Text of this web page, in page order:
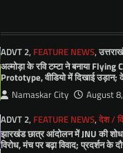
ADVT 2, FEATURE NEWS,
अल्मोड़ा के रवि टम्टा ने बनाया Flying
Prototype, वीडियो में दिखाई उड़ान;
Namaskar City
August
ADVT 2, FEATURE NEWS,देश /
झारखंड छात्र आंदोलन में JNU की
विरोध, मंच पर बढ़ा विवाद; प्रदर्शन के